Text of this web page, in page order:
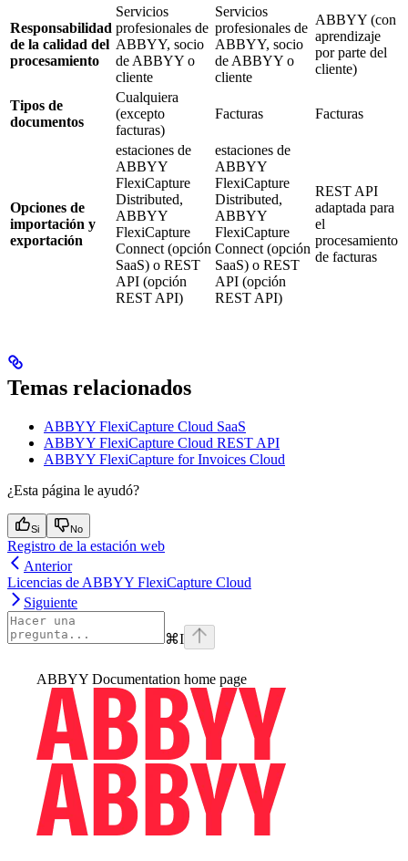
Responsabilidad
de la calidad del
procesamiento
Servicios
profesionales de
ABBYY, socio
de ABBYY o
cliente
Servicios
profesionales de
ABBYY, socio
de ABBYY o
cliente
ABBYY (con
aprendizaje
por parte del
cliente)
Tipos de
documentos
Cualquiera
(excepto
facturas)
Facturas Facturas
Opciones de
importación y
exportación
estaciones de
ABBYY
FlexiCapture
Distributed,
ABBYY
FlexiCapture
Connect (opción
SaaS) o REST
API (opción
REST API)
estaciones de
ABBYY
FlexiCapture
Distributed,
ABBYY
FlexiCapture
Connect (opción
SaaS) o REST
API (opción
REST API)
REST API
adaptada para
el
procesamiento
de facturas
Temas relacionados
ABBYY FlexiCapture Cloud SaaS
ABBYY FlexiCapture Cloud REST API
ABBYY FlexiCapture for Invoices Cloud
¿Esta página le ayudó?
Si No
Registro de la estación web
Anterior
Licencias de ABBYY FlexiCapture Cloud
Siguiente
⌘I
ABBYY Documentation home page